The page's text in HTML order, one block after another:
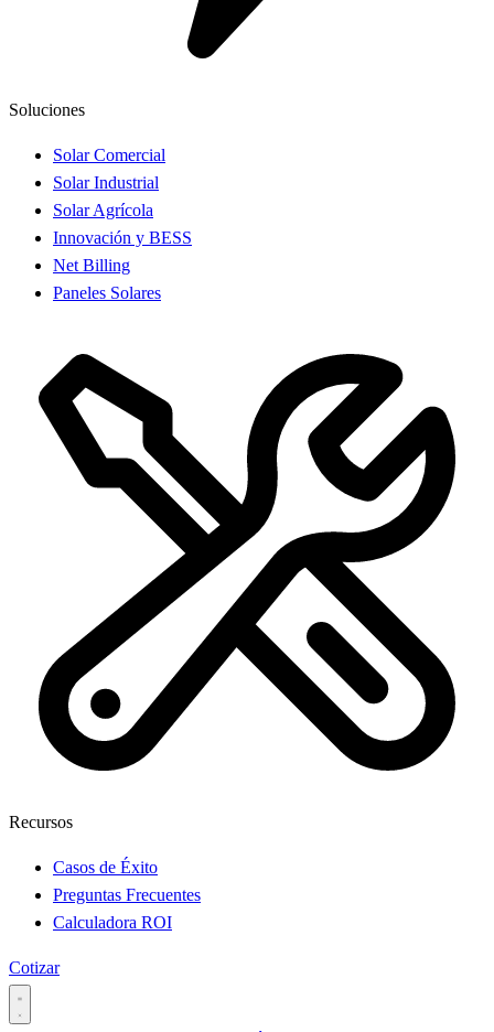
Soluciones
Solar Comercial
Solar Industrial
Solar Agrícola
Innovación y BESS
Net Billing
Paneles Solares
Recursos
Casos de Éxito
Preguntas Frecuentes
Calculadora ROI
Cotizar